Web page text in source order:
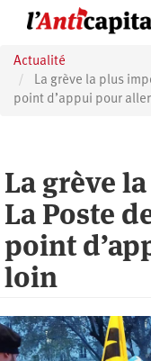
principal
Actualité
La grève la plus
point d’appui pour
La grève
La Poste
point
loin